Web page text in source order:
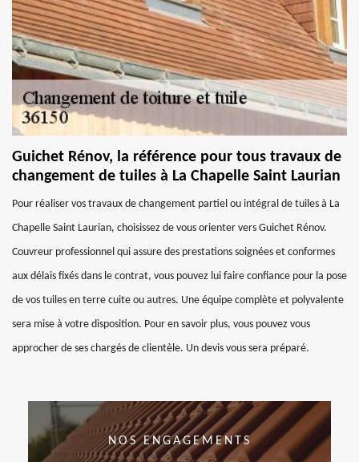
Guichet Rénov, la référence pour tous travaux de
changement de tuiles à La Chapelle Saint Laurian
Pour réaliser vos travaux de changement partiel ou intégral de tuiles à La
Chapelle Saint Laurian, choisissez de vous orienter vers Guichet Rénov.
Couvreur professionnel qui assure des prestations soignées et conformes
aux délais fixés dans le contrat, vous pouvez lui faire confiance pour la pose
de vos tuiles en terre cuite ou autres. Une équipe complète et polyvalente
sera mise à votre disposition. Pour en savoir plus, vous pouvez vous
approcher de ses chargés de clientèle. Un devis vous sera préparé.
NOS ENGAGEMENTS